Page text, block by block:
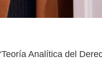
Analítica del